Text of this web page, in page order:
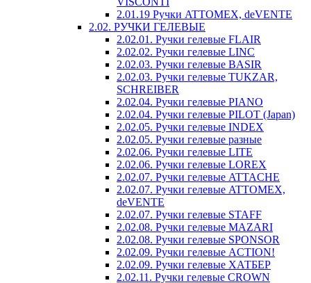
2.01.19 Ручки ATTOMEX, deVENTE
2.02. РУЧКИ ГЕЛЕВЫЕ
2.02.01. Ручки гелевые FLAIR
2.02.02. Ручки гелевые LINC
2.02.03. Ручки гелевые BASIR
2.02.03. Ручки гелевые TUKZAR,
SCHREIBER
2.02.04. Ручки гелевые PIANO
2.02.04. Ручки гелевые PILOT (Japan)
2.02.05. Ручки гелевые INDEX
2.02.05. Ручки гелевые разные
2.02.06. Ручки гелевые LITE
2.02.06. Ручки гелевые LOREX
2.02.07. Ручки гелевые ATTACHE
2.02.07. Ручки гелевые ATTOMEX,
deVENTE
2.02.07. Ручки гелевые STAFF
2.02.08. Ручки гелевые MAZARI
2.02.08. Ручки гелевые SPONSOR
2.02.09. Ручки гелевые ACTION!
2.02.09. Ручки гелевые ХАТБЕР
2.02.11. Ручки гелевые CROWN